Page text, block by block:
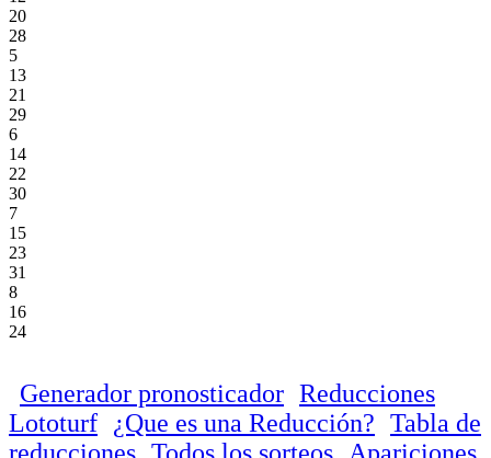
20
28
5
13
21
29
6
14
22
30
7
15
23
31
8
16
24
Generador pronosticador Reducciones
Lototurf
¿Que es una Reducción? Tabla de
reducciones Todos los sorteos
Apariciones